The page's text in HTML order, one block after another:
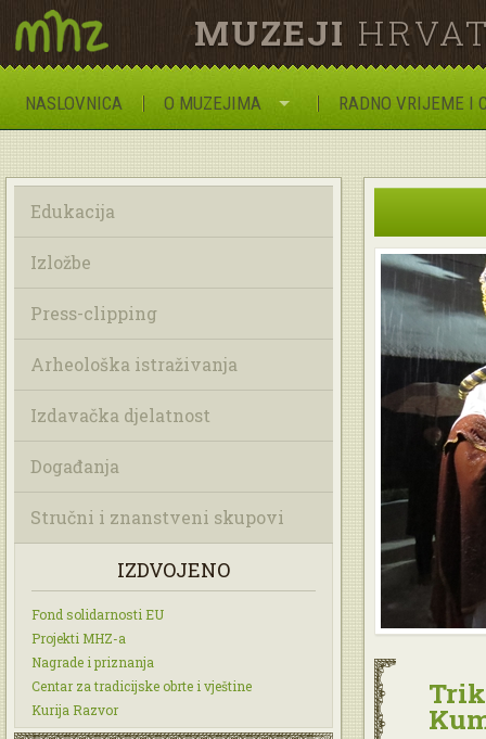
MUZEJI
NASLOVNICA O MUZEJIMA RADNO VRIJEME I
Edukacija
Izložbe
Press-clipping
Arheološka istraživanja
Izdavačka djelatnost
Događanja
Stručni i znanstveni skupovi
IZDVOJENO
Fond solidarnosti EU
Projekti MHZ-a
Nagrade i priznanja
Centar za tradicijske obrte i vještine
Kurija Razvor